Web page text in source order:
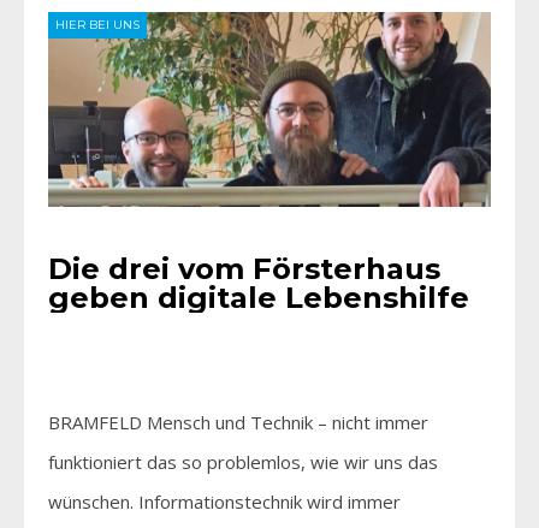
HIER BEI UNS
Die drei vom Försterhaus
geben digitale Lebenshilfe
BRAMFELD Mensch und Technik – nicht immer
funktioniert das so problemlos, wie wir uns das
wünschen. Informationstechnik wird immer